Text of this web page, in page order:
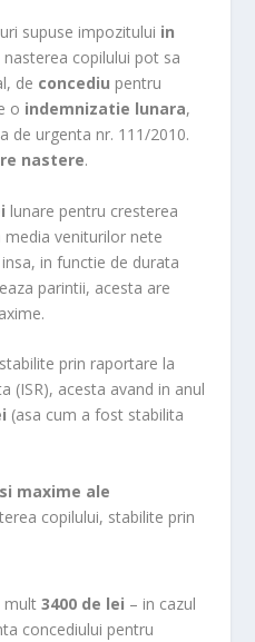
r
o
m
supuse impozitului in
nasterea copilului pot sa
de concediu pentru
o indemnizatie lunara,
de urgenta nr. 111/2010.
nastere.
lunare pentru cresterea
media veniturilor nete
in functie de durata
parintii, acesta are
prin raportare la
(ISR), acesta avand in anul
(asa cum a fost stabilita
maxime ale
copilului, stabilite prin
mult3400 de lei – in cazul
concediului pentru